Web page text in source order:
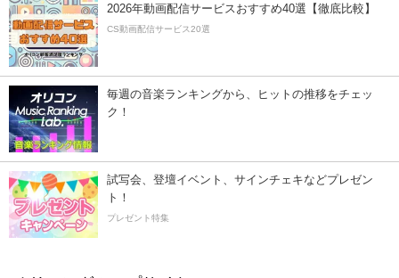
2026年動画配信サービスおすすめ40選【徹底比較】
CS動画配信サービス20選
毎週の音楽ランキングから、ヒットの推移をチェッ
ク！
試写会、登壇イベント、サインチェキなどプレゼン
ト！
プレゼント特集